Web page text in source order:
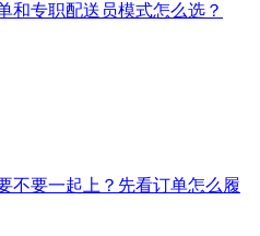
和专职配送员模式怎么选？
不要一起上？先看订单怎么履